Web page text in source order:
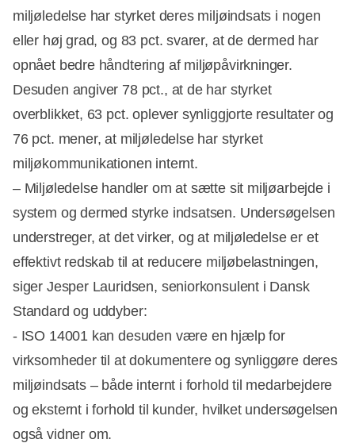
miljøledelse har styrket deres miljøindsats i nogen
eller høj grad, og 83 pct. svarer, at de dermed har
opnået bedre håndtering af miljøpåvirkninger.
Desuden angiver 78 pct., at de har styrket
overblikket, 63 pct. oplever synliggjorte resultater og
76 pct. mener, at miljøledelse har styrket
miljøkommunikationen internt.
– Miljøledelse handler om at sætte sit miljøarbejde i
system og dermed styrke indsatsen. Undersøgelsen
understreger, at det virker, og at miljøledelse er et
effektivt redskab til at reducere miljøbelastningen,
siger Jesper Lauridsen, seniorkonsulent i Dansk
Standard og uddyber:
- ISO 14001 kan desuden være en hjælp for
virksomheder til at dokumentere og synliggøre deres
miljøindsats – både internt i forhold til medarbejdere
og eksternt i forhold til kunder, hvilket undersøgelsen
også vidner om.